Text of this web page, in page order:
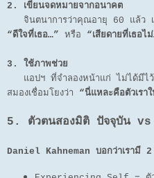
2. เขียนจดหมายจากอนาคต
จินตนาการว่าคุณอายุ 60 แล้ว เ
“ดีใจที่เธอ…” หรือ “เสียดายที่เธอไ
3. ใช้ภาพช่วย
แอปฯ ที่จำลองหน้าแก่ ไม่ได้มีไว้
สมองเชื่อมโยงว่า “นี่แหละคือตัวเรา
5. ตัวตนสองมิติ ปัจจุบัน
Daniel Kahneman บอกว่าเรามี